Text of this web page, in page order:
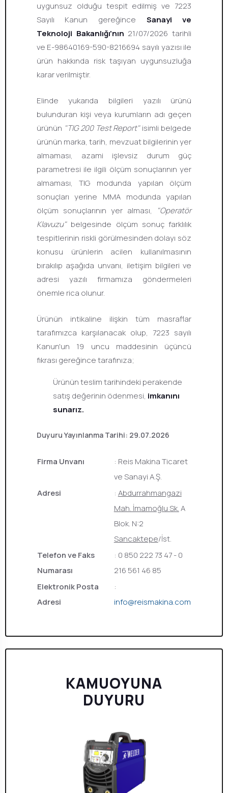
uygunsuz olduğu tespit edilmiş ve 7223
Sayılı Kanun gereğince Sanayi ve
Teknoloji Bakanlığı'nın 21/07/2026 tarihli
ve E-98640169-590-8216694 sayılı yazısı ile
ürün hakkında risk taşıyan uygunsuzluğa
karar verilmiştir.
Elinde yukarıda bilgileri yazılı ürünü
bulunduran kişi veya kurumların adı geçen
ürünün "TIG 200 Test Report"isimli belgede
ürünün marka, tarih, mevzuat bilgilerinin yer
almaması, azami işlevsiz durum güç
parametresi ile ilgili ölçüm sonuçlarının yer
almaması, TIG modunda yapılan ölçüm
sonuçları yerine MMA modunda yapılan
ölçüm sonuçlarının yer alması,
"Operatör
Klavuzu"belgesinde ölçüm sonuç farklılık
tespitlerinin riskli görülmesinden dolayı söz
konusu ürünlerin acilen kullanılmasının
bırakılıp aşağıda unvanı, iletişim bilgileri ve
adresi yazılı firmamıza göndermeleri
önemle rica olunur.
Ürünün intikaline ilişkin tüm masraflar
tarafımızca karşılanacak olup, 7223 sayılı
Kanun'un 19 uncu maddesinin üçüncü
fıkrası gereğince tarafınıza;
Ürünün teslim tarihindeki perakende
satış değerinin ödenmesi, imkanını
sunarız.
Duyuru Yayınlanma Tarihi: 29.07.2026
Firma Unvanı
: Reis Makina Ticaret
ve Sanayi A.Ş.
Adresi
: Abdurrahmangazi
Mah. İmamoğlu Sk.A
Blok. N:2
Sancaktepe/İst.
Telefon ve Faks
Numarası
: 0 850 222 73 47 - 0
216 561 46 85
Elektronik Posta
Adresi
:
info@reismakina.com
KAMUOYUNA
DUYURU